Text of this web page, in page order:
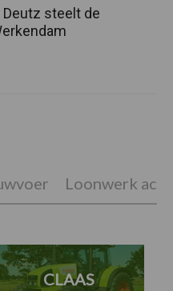
steelt de
Loonwerk
CLAAS